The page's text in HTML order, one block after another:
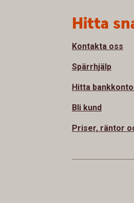
Hitta
Kontakta oss
Spärrhjälp
Hitta
Bli kund
Priser, räntor